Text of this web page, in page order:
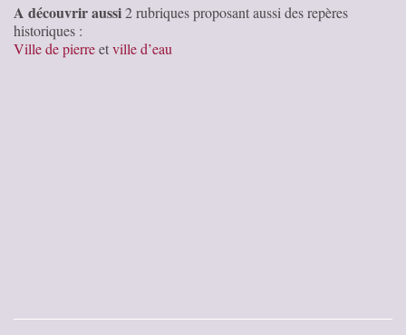
A découvrir aussi2 rubriques proposant aussi des repères
historiques :
Ville de pierreetville d’eau